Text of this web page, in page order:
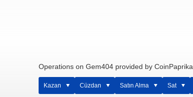
Operations on Gem404 provided by CoinPaprika
Kazan Cüzdan Satın Alma Sat